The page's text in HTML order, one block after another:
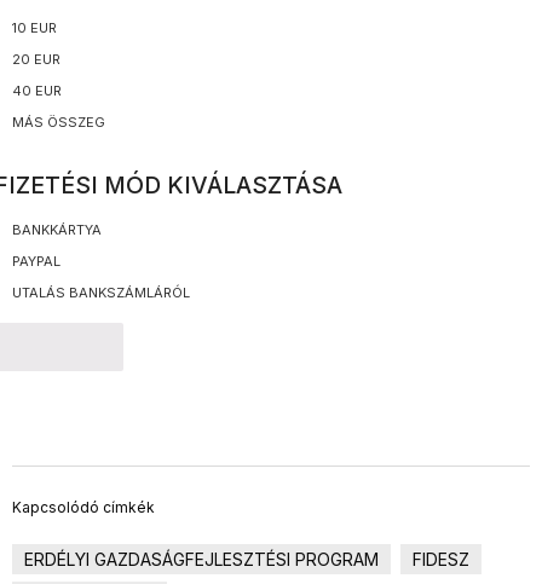
10 EUR
20 EUR
40 EUR
MÁS ÖSSZEG
MÓD KIVÁLASZTÁSA
BANKKÁRTYA
PAYPAL
UTALÁS BANKSZÁMLÁRÓL
Kapcsolódó címkék
ERDÉLYI GAZDASÁGFEJLESZTÉSI PROGRAM
FIDESZ